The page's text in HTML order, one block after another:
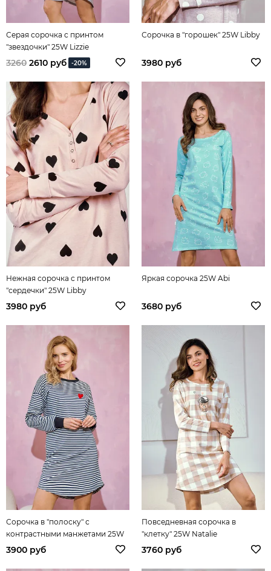
Серая сорочка с принтом
"звездочки" 25W Lizzie
3260 2610 руб -20%
Сорочка в "горошек" 25W Libby
3980 руб
Нежная сорочка с принтом
"сердечки" 25W Libby
3980 руб
Яркая сорочка 25W Abi
3680 руб
Сорочка в "полоску" с
контрастными манжетами 25W
Trudy
3900 руб
Повседневная сорочка в
"клетку" 25W Natalie
3760 руб